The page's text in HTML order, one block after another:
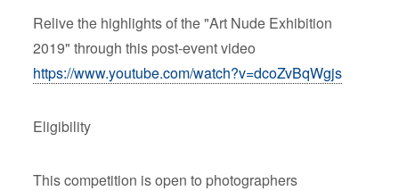
Relive the highlights of the "Art Nude Exhibition
2019" through this post-event video
https://www.youtube.com/watch?v=dcoZvBqWgjs
Eligibility
This competition is open to photographers